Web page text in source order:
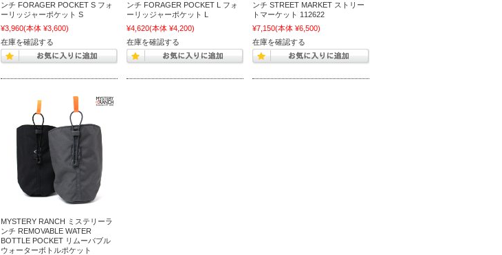
ンチ FORAGER POCKET S フォ
ーリッジャーポケット S
¥3,960(本体 ¥3,600)
在庫を確認する
ンチ FORAGER POCKET L フォ
ーリッジャーポケット L
¥4,620(本体 ¥4,200)
在庫を確認する
ンチ STREET MARKET ストリー
トマーケット 112622
¥7,150(本体 ¥6,500)
在庫を確認する
MYSTERY RANCH ミステリーラ
ンチ REMOVABLE WATER
BOTTLE POCKET リムーバブル
ウォーターボトルポケット